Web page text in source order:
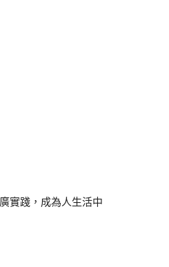
實踐，成為人生活中